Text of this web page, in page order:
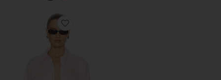
Favorite WASHED LINEN SHIRT シャツ